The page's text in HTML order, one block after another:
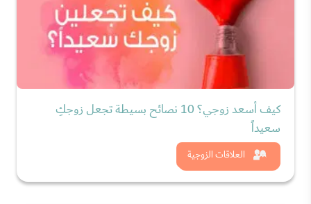
العلاقات الزوجية
كيف أسعد زوجي؟ 10 نصائح بسيطة تجعل زوجكِ
سعيداً
شاهد الان